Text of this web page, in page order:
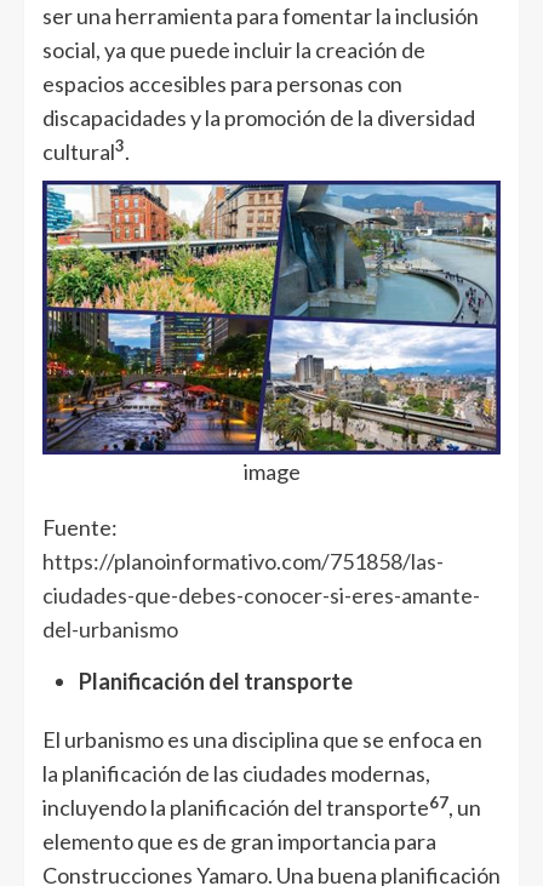
ser una herramienta para fomentar la inclusión
social, ya que puede incluir la creación de
espacios accesibles para personas con
discapacidades y la promoción de la diversidad
cultural3.
image
Fuente:
https://planoinformativo.com/751858/las-
ciudades-que-debes-conocer-si-eres-amante-
del-urbanismo
Planificación del transporte
El urbanismo es una disciplina que se enfoca en
la planificación de las ciudades modernas,
incluyendo la planificación del transporte67, un
elemento que es de gran importancia para
Construcciones Yamaro. Una buena planificación